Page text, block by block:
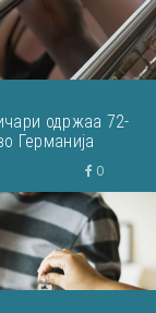
одржаа 72-
Германија
0